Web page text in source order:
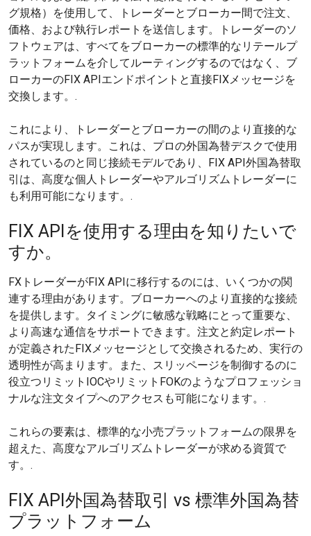
グ規格）を使用して、トレーダーとブローカー間で注文、
価格、および執行レポートを送信します。トレーダーのソ
フトウェアは、すべてをブローカーの標準的なリテールプ
ラットフォームを介してルーティングするのではなく、ブ
ローカーのFIX APIエンドポイントと直接FIXメッセージを
交換します。.
これにより、トレーダーとブローカーの間のより直接的な
パスが実現します。これは、プロの外国為替デスクで使用
されているのと同じ接続モデルであり、FIX API外国為替取
引は、高度な個人トレーダーやアルゴリズムトレーダーに
も利用可能になります。.
FIX APIを使用する理由を知りたいで
すか。
FXトレーダーがFIX APIに移行するのには、いくつかの関
連する理由があります。ブローカーへのより直接的な接続
を提供します。タイミングに敏感な戦略にとって重要な、
より高速な通信をサポートできます。注文と約定レポート
が定義されたFIXメッセージとして交換されるため、実行の
透明性が高まります。また、スリッページを制御するのに
役立つリミットIOCやリミットFOKのようなプロフェッショ
ナルな注文タイプへのアクセスも可能になります。.
これらの要素は、標準的な小売プラットフォームの限界を
超えた、高度なアルゴリズムトレーダーが求める資質で
す。.
FIX API外国為替取引 vs 標準外国為替
プラットフォーム